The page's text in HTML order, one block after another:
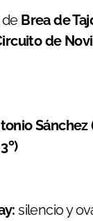
de Brea de
de
Sánchez
silencio y